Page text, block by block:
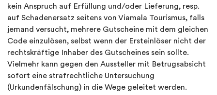
kein Anspruch auf Erfüllung und/oder Lieferung, resp.
auf Schadenersatz seitens von Viamala Tourismus, falls
jemand versucht, mehrere Gutscheine mit dem gleichen
Code einzulösen, selbst wenn der Ersteinlöser nicht der
rechtskräftige Inhaber des Gutscheines sein sollte.
Vielmehr kann gegen den Aussteller mit Betrugsabsicht
sofort eine strafrechtliche Untersuchung
(Urkundenfälschung) in die Wege geleitet werden.